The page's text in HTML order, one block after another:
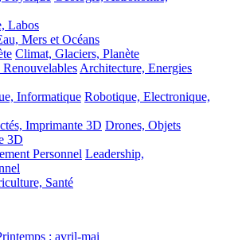
Labos
Mers et Océans
Climat, Glaciers, Planète
Architecture, Energies
Informatique Robotique, Electronique,
Imprimante 3D Drones, Objets
3D
Personnel Leadership,
Santé
: avril-mai